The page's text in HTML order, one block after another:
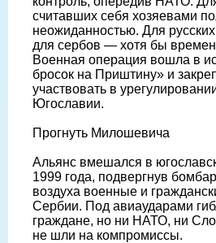
считавших себя хозяевами
неожиданностью. Для
для сербов — хотя бы
Военная операция вошла в
бросок на Приштину» и
участвовать в
Югославии.
Прогнуть Милошевича
Альянс вмешался в
1999 года, подвергнув
воздуха военные и
Сербии. Под авиаударами
граждане, но ни НАТО, ни
не шли на компромиссы.